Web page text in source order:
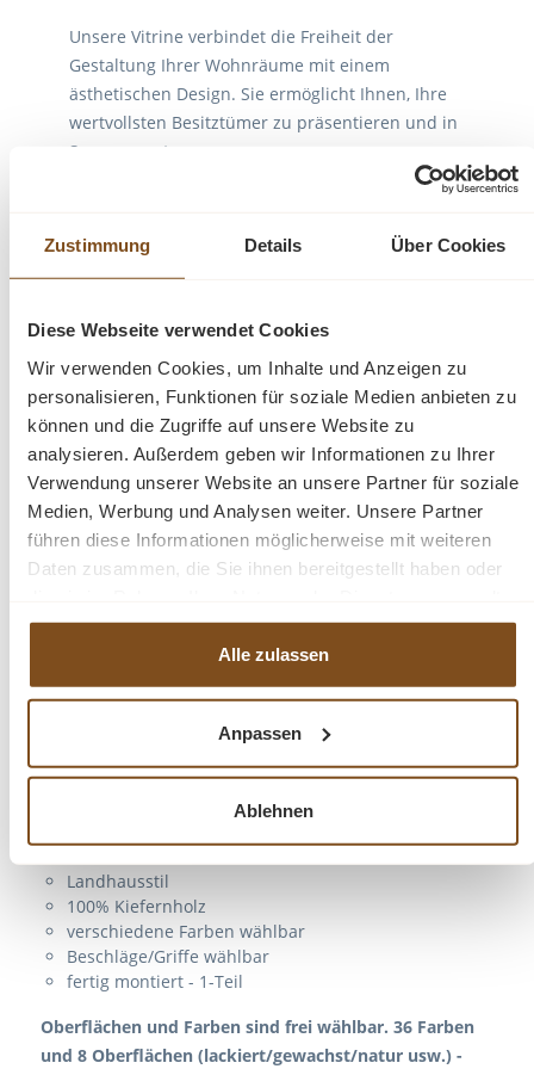
Zustimmung Details Über Cookies
Diese Webseite verwendet Cookies
Wir verwenden Cookies, um Inhalte und Anzeigen zu
personalisieren, Funktionen für soziale Medien anbieten zu
können und die Zugriffe auf unsere Website zu
analysieren. Außerdem geben wir Informationen zu Ihrer
Verwendung unserer Website an unsere Partner für soziale
Medien, Werbung und Analysen weiter. Unsere Partner
führen diese Informationen möglicherweise mit weiteren
Daten zusammen, die Sie ihnen bereitgestellt haben oder
haben.
Alle zulassen
Anpassen
Ablehnen
Unsere Vitrine verbindet die Freiheit der
Gestaltung Ihrer Wohnräume mit einem
ästhetischen Design. Sie ermöglicht Ihnen, Ihre
wertvollsten Besitztümer zu präsentieren und in
Szene zu setzen.
Präsentation Ihrer Lieblingsbücher. Durch die
große Glastür kommen Ihre Lieblingsstücke
Das Design dieses Möbelstücks fügt sich
harmonisch in verschiedene Einrichtungsstile
ein. Es passt sowohl in moderne als auch
klassische Umgebungen und verleiht jedem
Raum einen Hauch von Eleganz.
Die erstklassige Verarbeitung garantiert
Langlebigkeit und Zuverlässigkeit. Diese Vitrine
wird nicht nur Ihre Räume bereichern, sondern
Bewunderung schenken.
Abmessungen: H: 180 cm, B: 79 cm, T:
Innenfarbe - frei wählbar
Landhausstil
100% Kiefernholz
verschiedene Farben wählbar
Beschläge/Griffe wählbar
fertig montiert - 1-Teil
Oberflächen und Farben sind frei wählbar. 36 Farben
und 8 Oberflächen (lackiert/gewachst/natur usw.) -